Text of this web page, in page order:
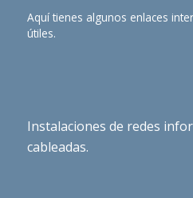
Aquí tienes algunos enlaces
útiles.
Instalaciones de redes
cableadas.